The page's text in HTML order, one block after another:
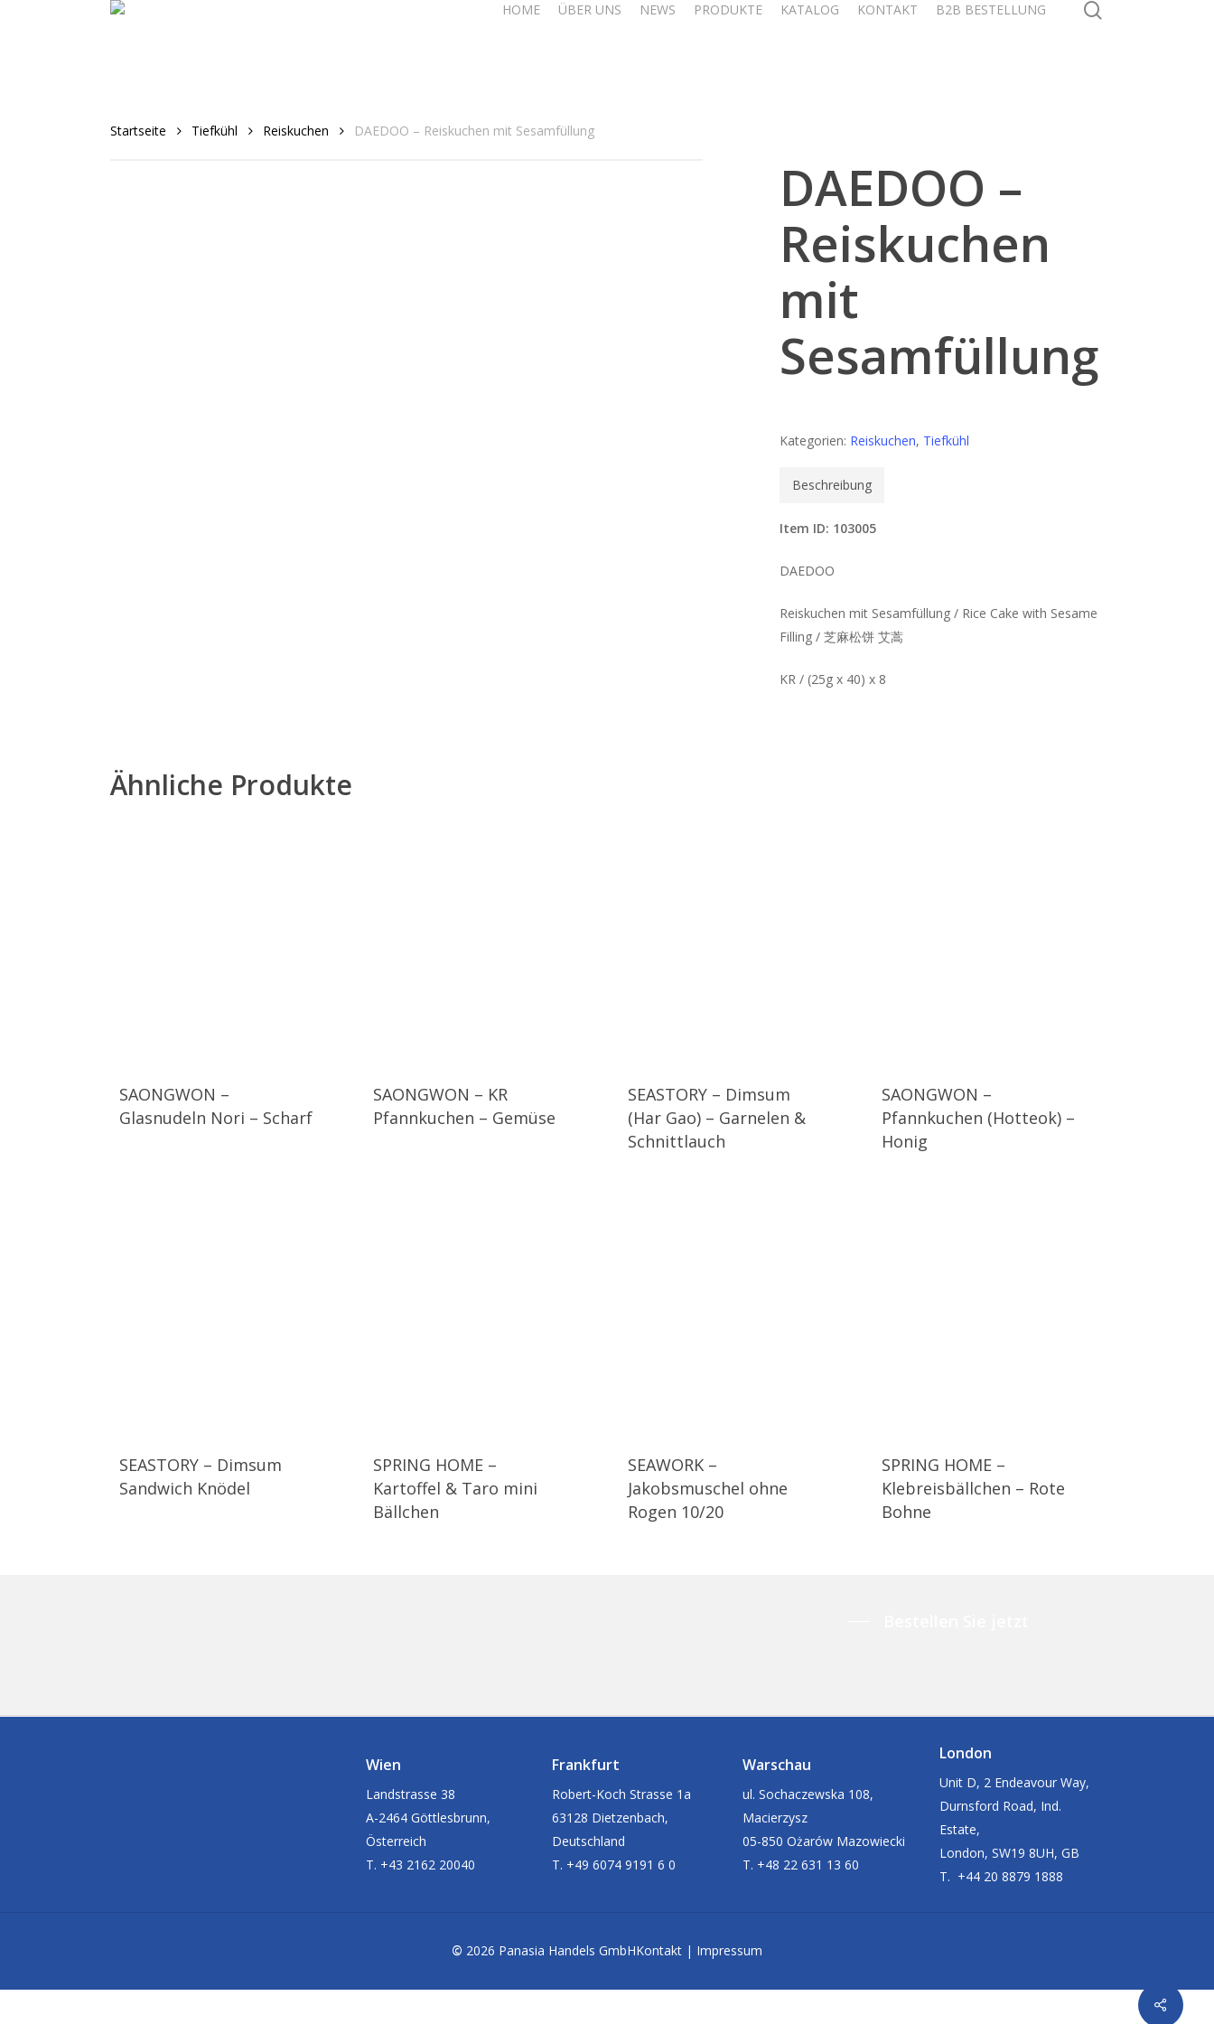
HOME ÜBER UNS NEWS PRODUKTE KATALOG KONTAKT B2B BESTELLUNG
Startseite Tiefkühl Reiskuchen DAEDOO – Reiskuchen mit Sesamfüllung
DAEDOO –
Reiskuchen
mit
Sesamfüllung
Kategorien: Reiskuchen, Tiefkühl
Beschreibung
Item ID: 103005
DAEDOO
Reiskuchen mit Sesamfüllung / Rice Cake with Sesame
Filling / 芝麻松饼 艾蒿
KR / (25g x 40) x 8
Ähnliche Produkte
SAONGWON –
Glasnudeln Nori – Scharf
SAONGWON – KR
Pfannkuchen – Gemüse
SEASTORY – Dimsum
(Har Gao) – Garnelen &
Schnittlauch
SAONGWON –
Pfannkuchen (Hotteok) –
Honig
SEASTORY – Dimsum
Sandwich Knödel
SPRING HOME –
Kartoffel & Taro mini
Bällchen
SEAWORK –
Jakobsmuschel ohne
Rogen 10/20
SPRING HOME –
Klebreisbällchen – Rote
Bohne
Wien
Landstrasse 38
A-2464 Göttlesbrunn,
Österreich
T. +43 2162 20040
Frankfurt
Robert-Koch Strasse 1a
63128 Dietzenbach,
Deutschland
T. +49 6074 9191 6 0
Warschau
ul. Sochaczewska 108,
Macierzysz
05-850 Ożarów Mazowiecki
T. +48 22 631 13 60
London
Unit D, 2 Endeavour Way,
Durnsford Road, Ind.
Estate,
London, SW19 8UH, GB
T. +44 20 8879 1888
© 2026 Panasia Handels GmbHKontakt | Impressum